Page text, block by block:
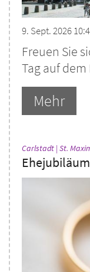
9. Sept. 2026
Freuen Sie
Tag auf dem
Mehr
Carlstadt | St.